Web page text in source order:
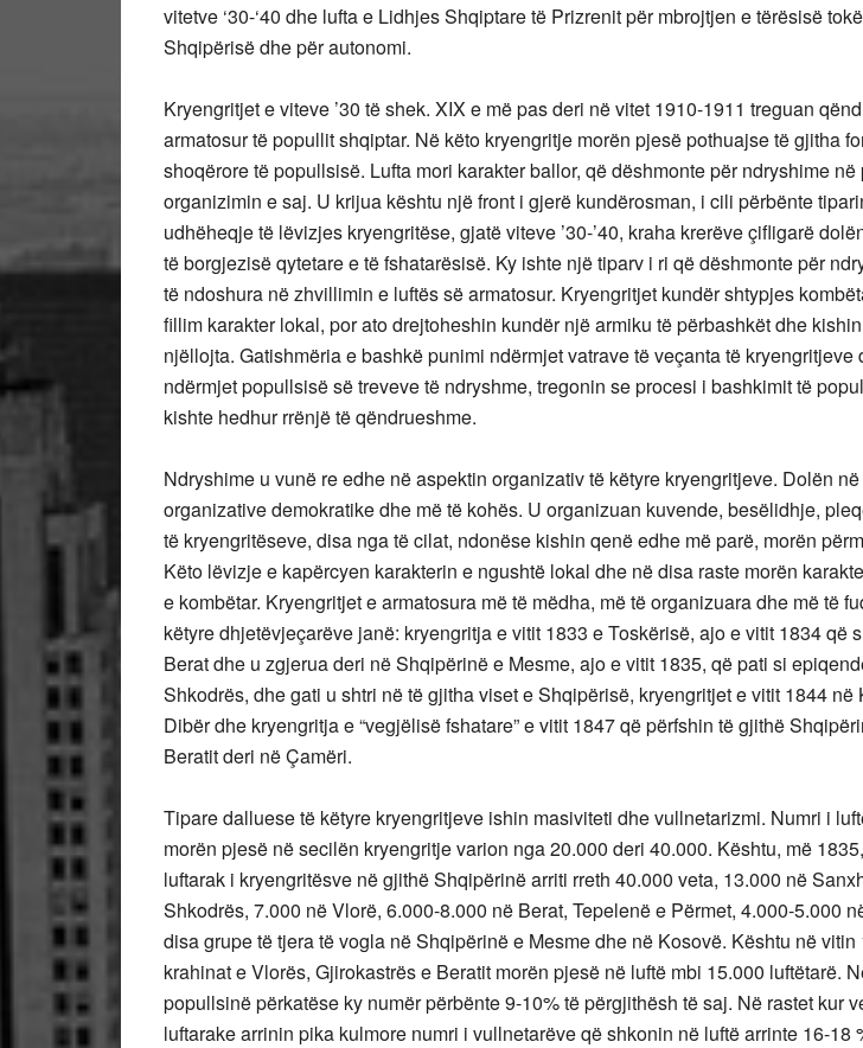
vitetve ‘30-‘40 dhe lufta e Lidhjes Shqiptare të Prizrenit për mbrojtjen e tërësisë
Shqipërisë dhe për autonomi.
Kryengritjet e viteve ’30 të shek. XIX e më pas deri në vitet 1910-1911 treguan
armatosur të popullit shqiptar. Në këto kryengritje morën pjesë pothuajse të gjitha
shoqërore të popullsisë. Lufta mori karakter ballor, që dëshmonte për ndryshime në
organizimin e saj. U krijua kështu një front i gjerë kundërosman, i cili përbënte
udhëheqje të lëvizjes kryengritëse, gjatë viteve ’30-’40, kraha krerëve çifligarë
të borgjezisë qytetare e të fshatarësisë. Ky ishte një tiparv i ri që dëshmonte për
të ndoshura në zhvillimin e luftës së armatosur. Kryengritjet kundër shtypjes
fillim karakter lokal, por ato drejtoheshin kundër një armiku të përbashkët dhe
njëllojta. Gatishmëria e bashkë punimi ndërmjet vatrave të veçanta të kryengritjeve
ndërmjet popullsisë së treveve të ndryshme, tregonin se procesi i bashkimit të
kishte hedhur rrënjë të qëndrueshme.
Ndryshime u vunë re edhe në aspektin organizativ të këtyre kryengritjeve. Dolën
organizative demokratike dhe më të kohës. U organizuan kuvende, besëlidhje,
të kryengritëseve, disa nga të cilat, ndonëse kishin qenë edhe më parë, morën
Këto lëvizje e kapërcyen karakterin e ngushtë lokal dhe në disa raste morën
e kombëtar. Kryengritjet e armatosura më të mëdha, më të organizuara dhe më të
këtyre dhjetëvjeçarëve janë: kryengritja e vitit 1833 e Toskërisë, ajo e vitit 1834 që
Berat dhe u zgjerua deri në Shqipërinë e Mesme, ajo e vitit 1835, që pati si
Shkodrës, dhe gati u shtri në të gjitha viset e Shqipërisë, kryengritjet e vitit 1844 në
Dibër dhe kryengritja e “vegjëlisë fshatare” e vitit 1847 që përfshin të gjithë
Beratit deri në Çamëri.
Tipare dalluese të këtyre kryengritjeve ishin masiviteti dhe vullnetarizmi. Numri i
morën pjesë në secilën kryengritje varion nga 20.000 deri 40.000. Kështu, më
luftarak i kryengritësve në gjithë Shqipërinë arriti rreth 40.000 veta, 13.000 në
Shkodrës, 7.000 në Vlorë, 6.000-8.000 në Berat, Tepelenë e Përmet, 4.000-5.000
disa grupe të tjera të vogla në Shqipërinë e Mesme dhe në Kosovë. Kështu në vitin
krahinat e Vlorës, Gjirokastrës e Beratit morën pjesë në luftë mbi 15.000 luftëtarë.
popullsinë përkatëse ky numër përbënte 9-10% të përgjithësh të saj. Në rastet kur
luftarake arrinin pika kulmore numri i vullnetarëve që shkonin në luftë arrinte 16-18